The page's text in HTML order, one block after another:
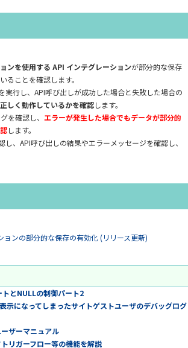
ンを使用する API インテグレーションが部分的な保存
ることを確認します。
実行し、API呼び出しが成功した場合と失敗した場合の
しく動作しているかを確認します。
を確認し、 エラーが発生した場合でもデータが部分的
します。
し、API呼び出しの結果やエラーメッセージを確認し、
ョンの部分的な保存の有効化 (リリース更新)
とNULLの制御パート2
示になってしまったサイトゲストユーザのデバッグログ
ザーマニュアル
リガーフロー等の機能を解説